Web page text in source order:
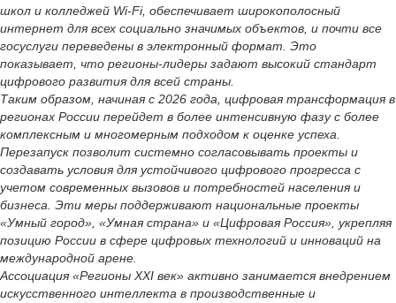
школ и колледжей Wi-Fi, обеспечивает широкополосный
интернет для всех социально значимых объектов, и почти все
госуслуги переведены в электронный формат. Это
показывает, что регионы-лидеры задают высокий стандарт
цифрового развития для всей страны.
Таким образом, начиная с 2026 года, цифровая трансформация в
регионах России перейдет в более интенсивную фазу с более
комплексным и многомерным подходом к оценке успеха.
Перезапуск позволит системно согласовывать проекты и
создавать условия для устойчивого цифрового прогресса с
учетом современных вызовов и потребностей населения и
бизнеса. Эти меры поддерживают национальные проекты
«Умный город», «Умная страна» и «Цифровая Россия», укрепляя
позицию России в сфере цифровых технологий и инноваций на
международной арене.
Ассоциация «Регионы XXI век» активно занимается внедрением
искусственного интеллекта в производственные и